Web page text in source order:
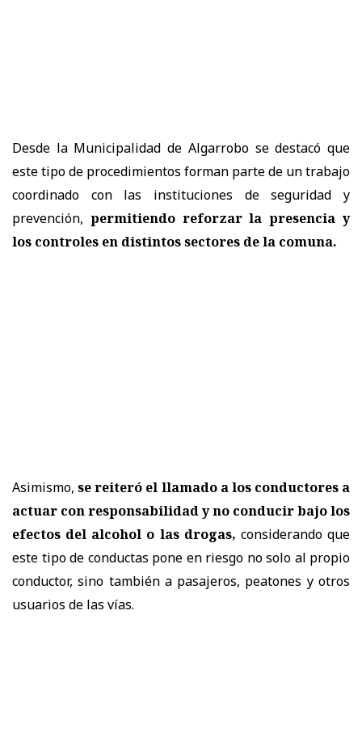
Desde la Municipalidad de Algarrobo se destacó que
este tipo de procedimientos forman parte de un trabajo
coordinado con las instituciones de seguridad y
prevención, permitiendo reforzar la presencia y
los controles en distintos sectores de la comuna.
Asimismo,se reiteró el llamado a los conductores a
actuar con responsabilidad y no conducir bajo los
efectos del alcohol o las drogas, considerando que
este tipo de conductas pone en riesgo no solo al propio
conductor, sino también a pasajeros, peatones y otros
usuarios de las vías.